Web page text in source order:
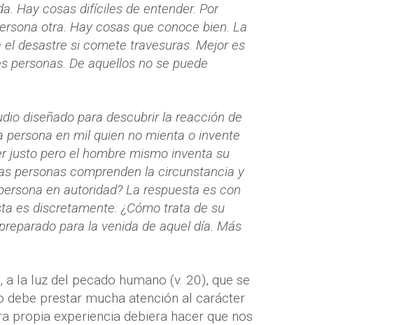
Hay cosas difíciles de entender. Por
otra. Hay cosas que conoce bien. La
desastre si comete travesuras. Mejor es
personas. De aquellos no se puede
diseñado para descubrir la reacción de
en mil quien no mienta o invente
justo pero el hombre mismo inventa su
personas comprenden la circunstancia y
en autoridad? La respuesta es con
es discretamente. ¿Cómo trata de su
para la venida de aquel día. Más
a la luz del pecado humano (v. 20), que se
debe prestar mucha atención al carácter
propia experiencia debiera hacer que nos